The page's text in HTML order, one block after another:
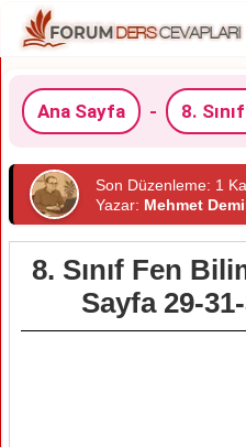
Ana Sayfa - 8.
Son Düzenleme: 1
Yazar: Mehmet
8. Sınıf Fen
Sayfa 29-